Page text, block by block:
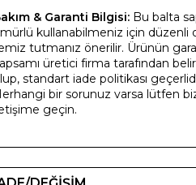
& Garanti Bilgisi: Bu balta
kullanabilmeniz için düzenli
tutmanız önerilir. Ürünün
üretici firma tarafından
standart iade politikası
bir sorunuz varsa lütfen
geçin.